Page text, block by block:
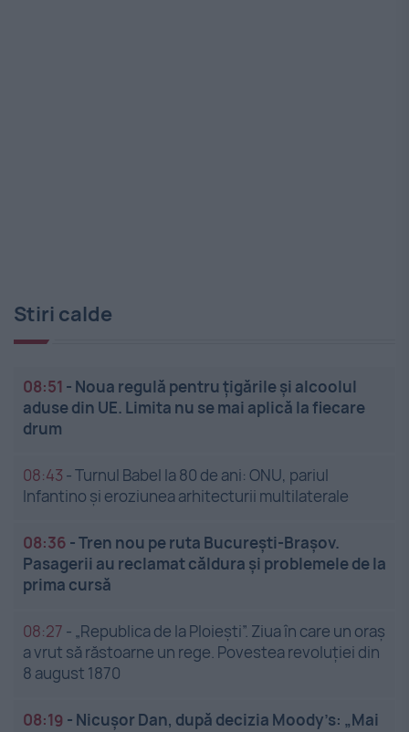
Stiri calde
08:51 - Noua regulă pentru țigările și alcoolul
aduse din UE. Limita nu se mai aplică la fiecare
drum
08:43 -Turnul Babel la 80 de ani: ONU, pariul
Infantino și eroziunea arhitecturii multilaterale
08:36 -Tren nou pe ruta București-Brașov.
Pasagerii au reclamat căldura și problemele de la
prima cursă
08:27 - „Republica de la Ploiești”. Ziua în care un oraș
a vrut să răstoarne un rege. Povestea revoluției din
8 august 1870
08:19 - Nicușor Dan, după decizia Moody’s: „Mai